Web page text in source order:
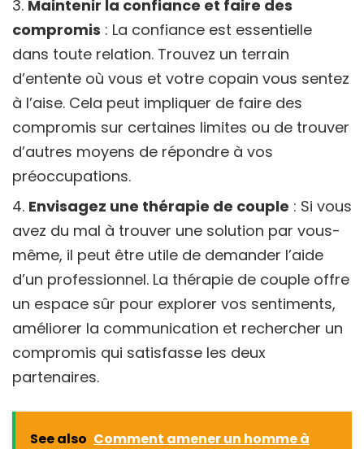
Maintenir la confiance et faire des
compromis : La confiance est essentielle
dans toute relation. Trouvez un terrain
d’entente où vous et votre copain vous sentez
à l’aise. Cela peut impliquer de faire des
compromis sur certaines limites ou de trouver
d’autres moyens de répondre à vos
préoccupations.
Envisagez une thérapie de couple : Si vous
avez du mal à trouver une solution par vous-
même, il peut être utile de demander l’aide
d’un professionnel. La thérapie de couple offre
un espace sûr pour explorer vos sentiments,
améliorer la communication et rechercher un
compromis qui satisfasse les deux
partenaires.
See also Comment amener un homme à